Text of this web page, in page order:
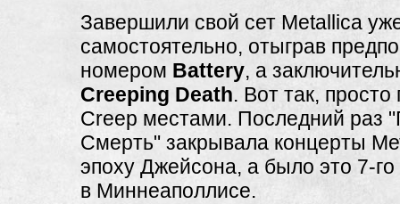
Завершили свой сет Metallica
самостоятельно, отыграв
номером Battery, а
Creeping Death. Вот так,
Creep местами. Последний раз
Смерть" закрывала концерты
эпоху Джейсона, а было это 7-го
в Миннеаполлисе.